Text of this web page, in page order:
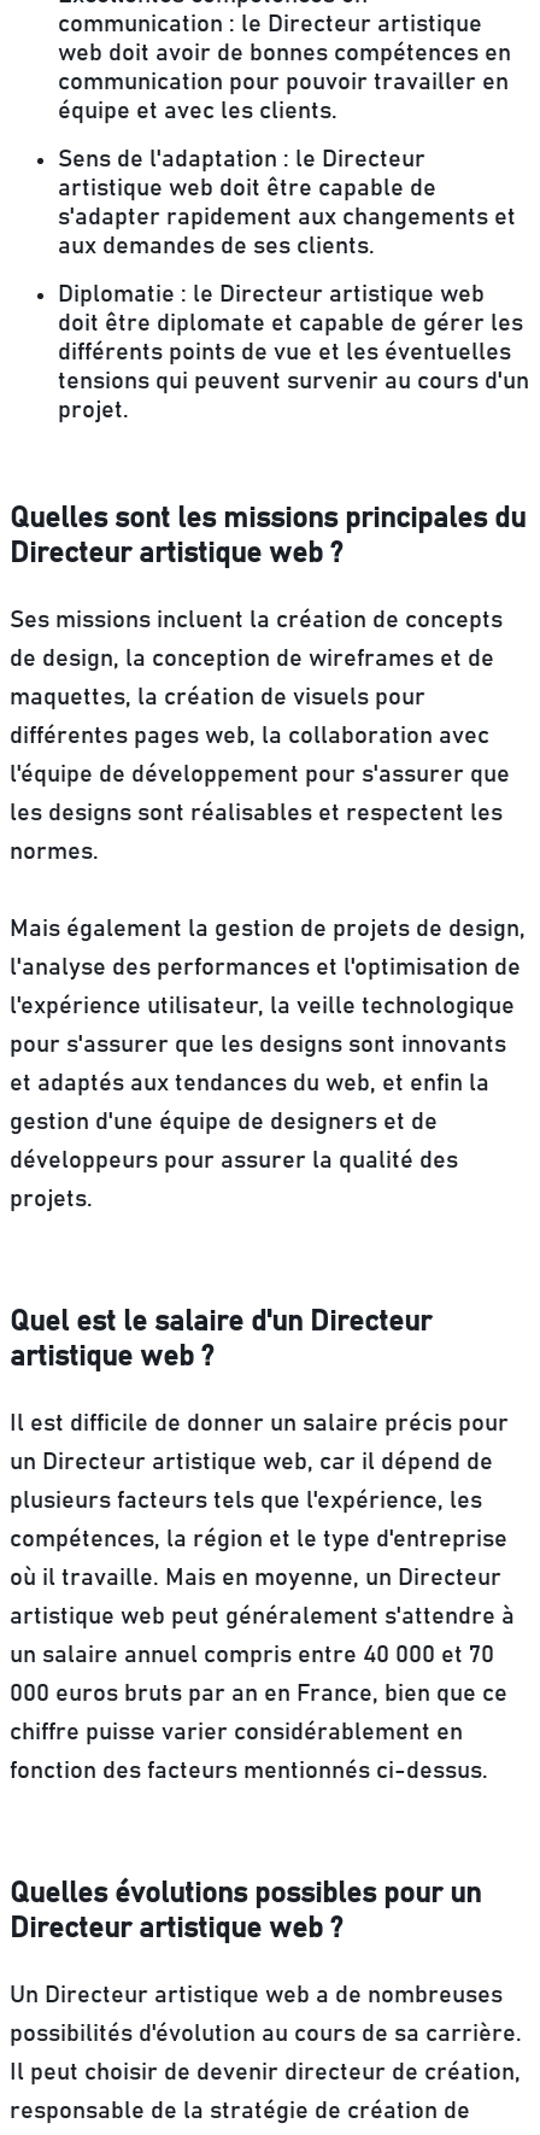
communication : le Directeur artistique
web doit avoir de bonnes compétences en
communication pour pouvoir travailler en
équipe et avec les clients.
Sens de l'adaptation : le Directeur
artistique web doit être capable de
s'adapter rapidement aux changements et
aux demandes de ses clients.
Diplomatie : le Directeur artistique web
doit être diplomate et capable de gérer les
différents points de vue et les éventuelles
tensions qui peuvent survenir au cours d'un
projet.
Quelles sont les missions principales du
Directeur artistique web ?
Ses missions incluent la création de concepts
de design, la conception de wireframes et de
maquettes, la création de visuels pour
différentes pages web, la collaboration avec
l'équipe de développement pour s'assurer que
les designs sont réalisables et respectent les
normes.
Mais également la gestion de projets de design,
l'analyse des performances et l'optimisation de
l'expérience utilisateur, la veille technologique
pour s'assurer que les designs sont innovants
et adaptés aux tendances du web, et enfin la
gestion d'une équipe de designers et de
développeurs pour assurer la qualité des
projets.
Quel est le salaire d'un Directeur
artistique web ?
Il est difficile de donner un salaire précis pour
un Directeur artistique web, car il dépend de
plusieurs facteurs tels que l'expérience, les
compétences, la région et le type d'entreprise
où il travaille. Mais en moyenne, un Directeur
artistique web peut généralement s'attendre à
un salaire annuel compris entre 40 000 et 70
000 euros bruts par an en France, bien que ce
chiffre puisse varier considérablement en
fonction des facteurs mentionnés ci-dessus.
Quelles évolutions possibles pour un
Directeur artistique web ?
Un Directeur artistique web a de nombreuses
possibilités d'évolution au cours de sa carrière.
Il peut choisir de devenir directeur de création,
responsable de la stratégie de création de